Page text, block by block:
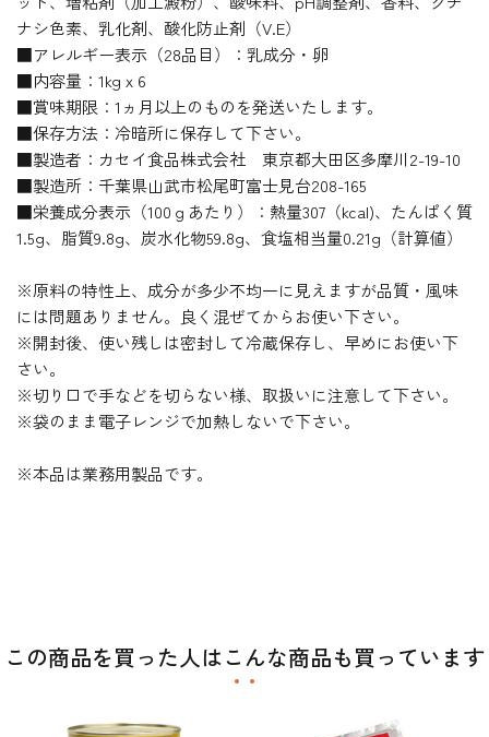
ナシ色素、乳化剤、酸化防止剤（V.E）
■アレルギー表示（28品目）：乳成分・卵
■内容量：1kgｘ6
■賞味期限：1ヵ月以上のものを発送いたします。
■保存方法：冷暗所に保存して下さい。
■製造者：カセイ食品株式会社 東京都大田区多摩川2-19-10
■製造所：千葉県山武市松尾町富士見台208-165
■栄養成分表示（100ｇあたり）：熱量307（kcal)、たんぱく質
1.5g、脂質9.8g、炭水化物59.8g、食塩相当量0.21g（計算値）
※原料の特性上、成分が多少不均一に見えますが品質・風味
には問題ありません。良く混ぜてからお使い下さい。
※開封後、使い残しは密封して冷蔵保存し、早めにお使い下
さい。
※切り口で手などを切らない様、取扱いに注意して下さい。
※袋のまま電子レンジで加熱しないで下さい。
※本品は業務用製品です。
この商品を買った人はこんな商品も買っています